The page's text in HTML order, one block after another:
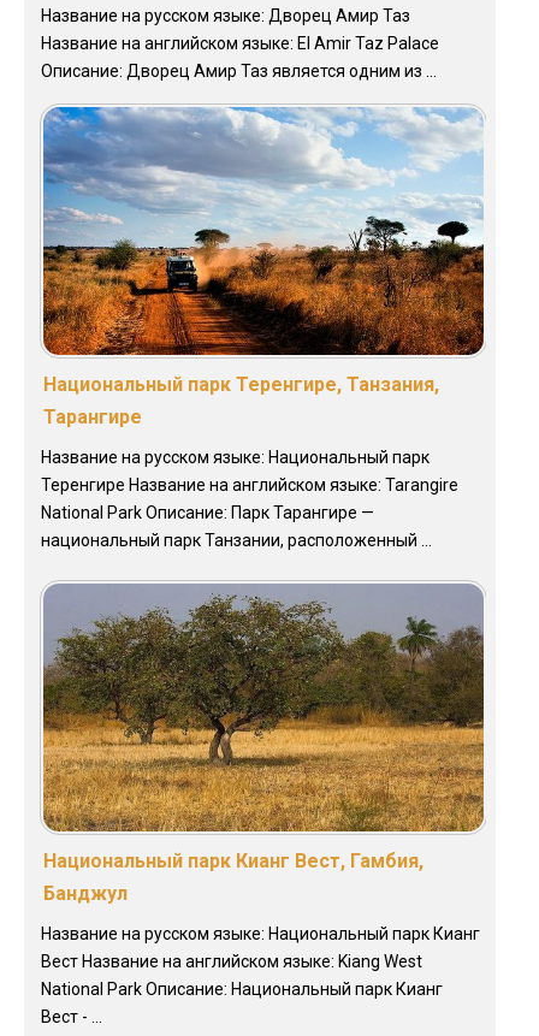
Название на русском языке: Дворец Амир Таз
Название на английском языке: El Amir Taz Palace
Описание: Дворец Амир Таз является одним из ...
Национальный парк Теренгире, Танзания,
Тарангире
Название на русском языке: Национальный парк
Теренгире Название на английском языке: Tarangire
National Park Описание: Парк Тарангире —
национальный парк Танзании, расположенный ...
Национальный парк Кианг Вест, Гамбия,
Банджул
Название на русском языке: Национальный парк Кианг
Вест Название на английском языке: Kiang West
National Park Описание: Национальный парк Кианг
Вест - ...